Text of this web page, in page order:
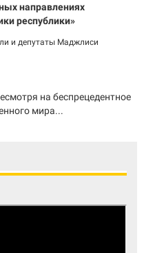
направлениях
республики»
и депутаты Маджлиси
на беспрецедентное
мира...